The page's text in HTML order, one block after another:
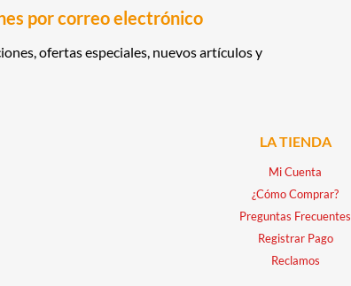
por correo electrónico
ofertas especiales, nuevos artículos y
LA TIENDA
Mi Cuenta
¿Cómo Comprar?
Preguntas Frecuentes
Registrar Pago
Reclamos